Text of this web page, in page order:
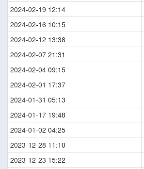
2024-02-19 12:14
2024-02-16 10:15
2024-02-12 13:38
2024-02-07 21:31
2024-02-04 09:15
2024-02-01 17:37
2024-01-31 05:13
2024-01-17 19:48
2024-01-02 04:25
2023-12-28 11:10
2023-12-23 15:22